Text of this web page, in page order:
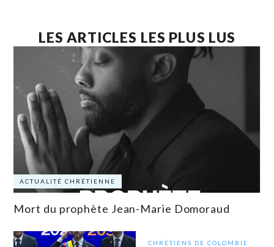
LES ARTICLES LES PLUS LUS
ACTUALITÉ CHRÉTIENNE
Mort du prophète Jean-Marie Domoraud
CHRÉTIENS DE COLOMBIE